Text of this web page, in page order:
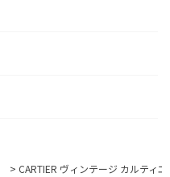
> CARTIER ヴィンテージ カルティ